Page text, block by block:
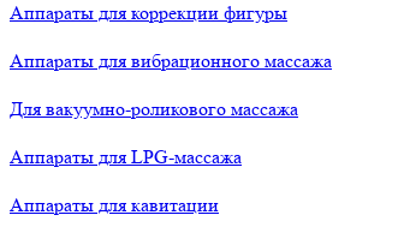
Аппараты для коррекции фигуры
Аппараты для вибрационного массажа
Для вакуумно-роликового массажа
Аппараты для LPG-массажа
Аппараты для кавитации